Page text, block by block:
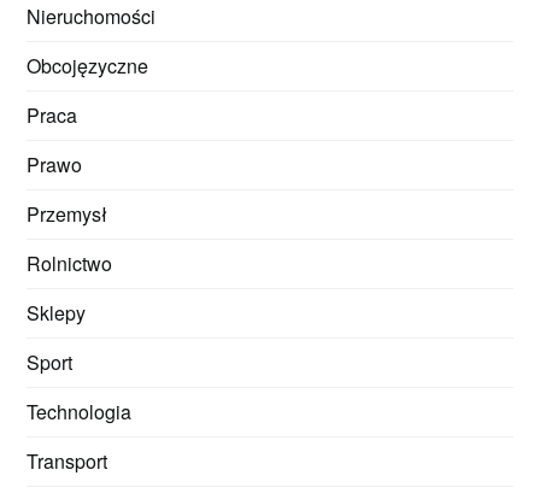
Nieruchomości
Obcojęzyczne
Praca
Prawo
Przemysł
Rolnictwo
Sklepy
Sport
Technologia
Transport